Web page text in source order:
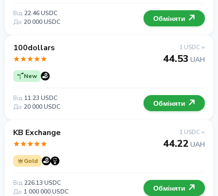
Від 22.46 USDC
До 20 000 USDC Обміняти
100dollars
New
1 USDC =
44.53 UAH
Від 11.23 USDC
До 20 000 USDC Обміняти
KB Exchange
Gold
1 USDC =
44.22 UAH
Від 226.13 USDC
До 1 000 000 USDC Обміняти